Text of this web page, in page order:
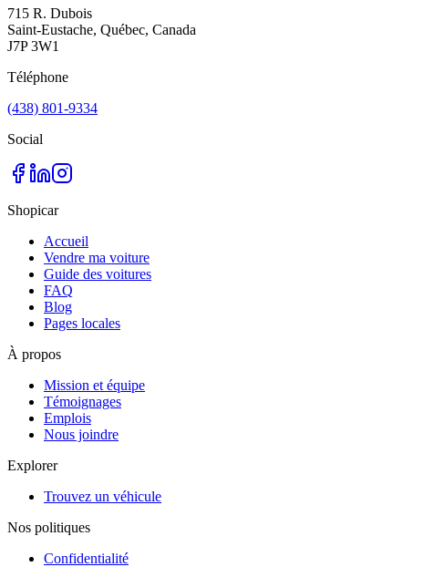
715 R. Dubois
Saint-Eustache, Québec, Canada
J7P 3W1
Téléphone
(438) 801-9334
Social
Shopicar
Accueil
Vendre ma voiture
Guide des voitures
FAQ
Blog
Pages locales
À propos
Mission et équipe
Témoignages
Emplois
Nous joindre
Explorer
Trouvez un véhicule
Nos politiques
Confidentialité